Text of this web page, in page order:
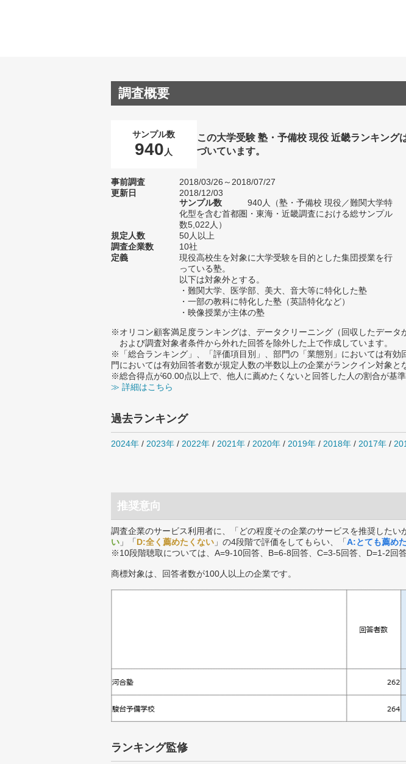
調査概要
サンプル数
940 人
この大学受験 塾・予備校 現役 近畿ランキング
づいています。
事前調査
2018/03/26～2018/07/27
更新日
2018/12/03
サンプル数
940人（塾・予備校 現役／難関大学特
化型を含む首都圏・東海・近畿調査における総サンプル
数5,022人）
規定人数
50人以上
調査企業数
10社
定義
現役高校生を対象に大学受験を目的とした集団授業を行
っている塾。
以下は対象外とする。
・難関大学、医学部、美大、音大等に特化した塾
・一部の教科に特化した塾（英語特化など）
・映像授業が主体の塾
※オリコン顧客満足度ランキングは、データクリーニング（回収したデータ
および調査対象者条件から外れた回答を除外した上で作成しています。
※「総合ランキング」、「評価項目別」、部門の「業態別」においては有
門においては有効回答者数が規定人数の半数以上の企業がランクイン対象と
※総合得点が60.00点以上で、他人に薦めたくないと回答した人の割合が基
≫ 詳細はこちら
過去ランキング
2024年 / 2023年 / 2022年 / 2021年 / 2020年 / 2019年 / 2018年 / 2017年 /
推奨意向
調査企業のサービス利用者に、「どの程度その企業のサービスを推奨したい
い 」「D:全く薦めたくない 」の4段階で評価をしてもらい、「A:とても薦め
※10段階聴取については、A=9-10回答、B=6-8回答、C=3-5回答、D=1-2回
商標対象は、回答者数が100人以上の企業です。
ランキング監修